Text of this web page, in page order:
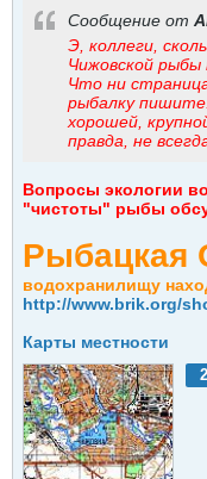
Сообщение от
Э, коллеги,
Чижовской
Что ни
рыбалку
хорошей,
правда, не
Вопросы экологии
"чистоты" рыбы
водохранилищу
http://www.brik.org/
Карты местности
2